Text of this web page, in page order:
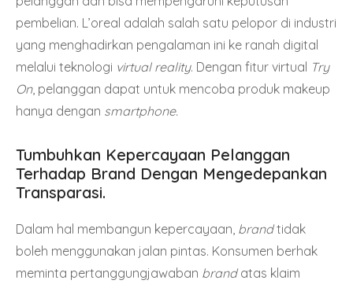
pembelian. L’oreal adalah salah satu pelopor di industri
yang menghadirkan pengalaman ini ke ranah digital
melalui teknologi virtual reality. Dengan fitur virtual Try
On, pelanggan dapat untuk mencoba produk makeup
hanya dengan smartphone.
Tumbuhkan Kepercayaan Pelanggan
Terhadap Brand Dengan Mengedepankan
Transparasi.
Dalam hal membangun kepercayaan, brandtidak
boleh menggunakan jalan pintas. Konsumen berhak
meminta pertanggungjawaban brandatas klaim